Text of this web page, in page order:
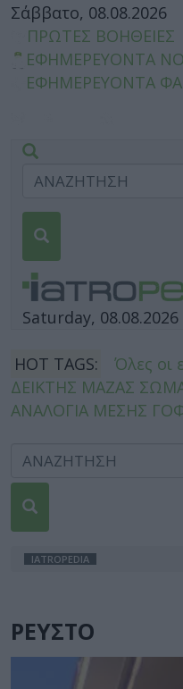
Σάββατο, 08.08.2026
ΠΡΩΤΕΣ ΒΟΗΘΕΙΕΣ
ΕΦΗΜΕΡΕΥΟΝΤΑ
ΕΦΗΜΕΡΕΥΟΝΤΑ
Saturday, 08.08.2026
HOT TAGS:
Όλες οι
ΔΕΙΚΤΗΣ ΜΑΖΑΣ
ΑΝΑΛΟΓΙΑ ΜΕΣΗΣ
IATROPEDIA
ΡΕΥΣΤΟ